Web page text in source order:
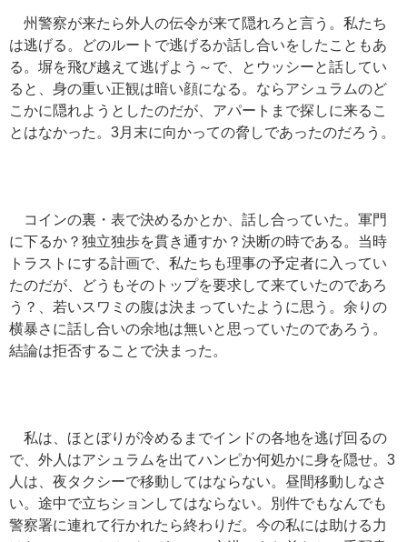
州警察が来たら外人の伝令が来て隠れろと言う。私たち
は逃げる。どのルートで逃げるか話し合いをしたこともあ
る。塀を飛び越えて逃げよう～で、とウッシーと話してい
ると、身の重い正観は暗い顔になる。ならアシュラムのど
こかに隠れようとしたのだが、アパートまで探しに来るこ
とはなかった。3月末に向かっての脅しであったのだろう。
コインの裏・表で決めるかとか、話し合っていた。軍門
に下るか？独立独歩を貫き通すか？決断の時である。当時
トラストにする計画で、私たちも理事の予定者に入ってい
たのだが、どうもそのトップを要求して来ていたのであろ
う？、若いスワミの腹は決まっていたように思う。余りの
横暴さに話し合いの余地は無いと思っていたのであろう。
結論は拒否することで決まった。
私は、ほとぼりが冷めるまでインドの各地を逃げ回るの
で、外人はアシュラムを出てハンピか何処かに身を隠せ。3
人は、夜タクシーで移動してはならない。昼間移動しなさ
い。途中で立ちションしてはならない。別件でもなんでも
警察署に連れて行かれたら終わりだ。今の私には助ける力